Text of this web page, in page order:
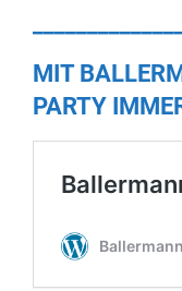
MIT
PARTY